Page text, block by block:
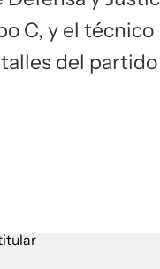
C, y el
del partido